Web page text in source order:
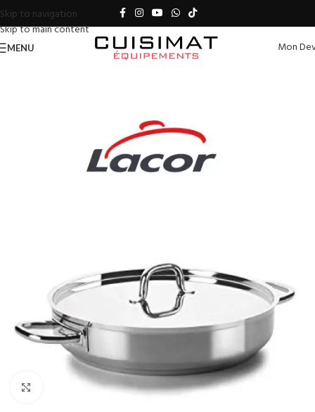
Skip to navigation
Skip to main content
MENU Mon
Click to enlarge